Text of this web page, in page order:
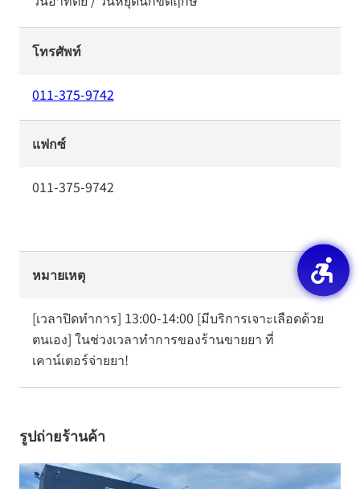
โทรศัพท์
011-375-9742
แฟกซ์
011-375-9742
หมายเหตุ
[เวลาปิดทำการ] 13:00-14:00 [มีบริการเจาะเลือดด้วย
ตนเอง] ในช่วงเวลาทำการของร้านขายยา ที่
เคาน์เตอร์จ่ายยา!
รูปถ่ายร้านค้า